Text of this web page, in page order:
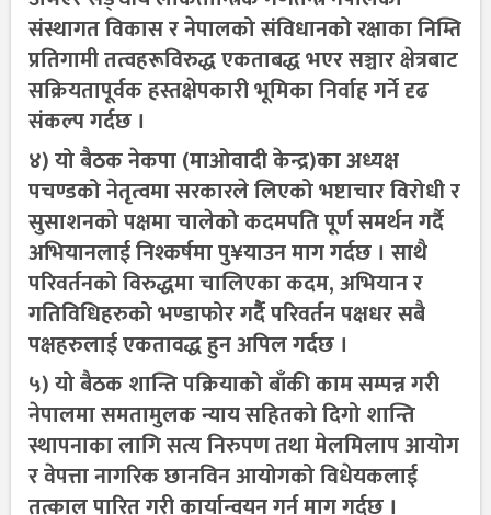
संस्थागत विकास र नेपालको संविधानको रक्षाका निम्ति
प्रतिगामी तत्वहरूविरुद्ध एकताबद्ध भएर सञ्चार क्षेत्रबाट
सक्रियतापूर्वक हस्तक्षेपकारी भूमिका निर्वाह गर्ने दृढ
संकल्प गर्दछ ।
४) यो बैठक नेकपा (माओवादी केन्द्र)का अध्यक्ष
पचण्डको नेतृत्वमा सरकारले लिएको भष्टाचार विरोधी र
सुसाशनको पक्षमा चालेको कदमपति पूर्ण समर्थन गर्दै
अभियानलाई निश्कर्षमा पु¥याउन माग गर्दछ । साथै
परिवर्तनको विरुद्धमा चालिएका कदम, अभियान र
गतिविधिहरुको भण्डाफोर गर्दैै परिवर्तन पक्षधर सबै
पक्षहरुलाई एकतावद्ध हुन अपिल गर्दछ ।
५) यो बैठक शान्ति पक्रियाको बाँकी काम सम्पन्न गरी
नेपालमा समतामुलक न्याय सहितको दिगो शान्ति
स्थापनाका लागि सत्य निरुपण तथा मेलमिलाप आयोग
र वेपत्ता नागरिक छानविन आयोगको विधेयकलाई
तत्काल पारित गरी कार्यान्वयन गर्न माग गर्दछ ।